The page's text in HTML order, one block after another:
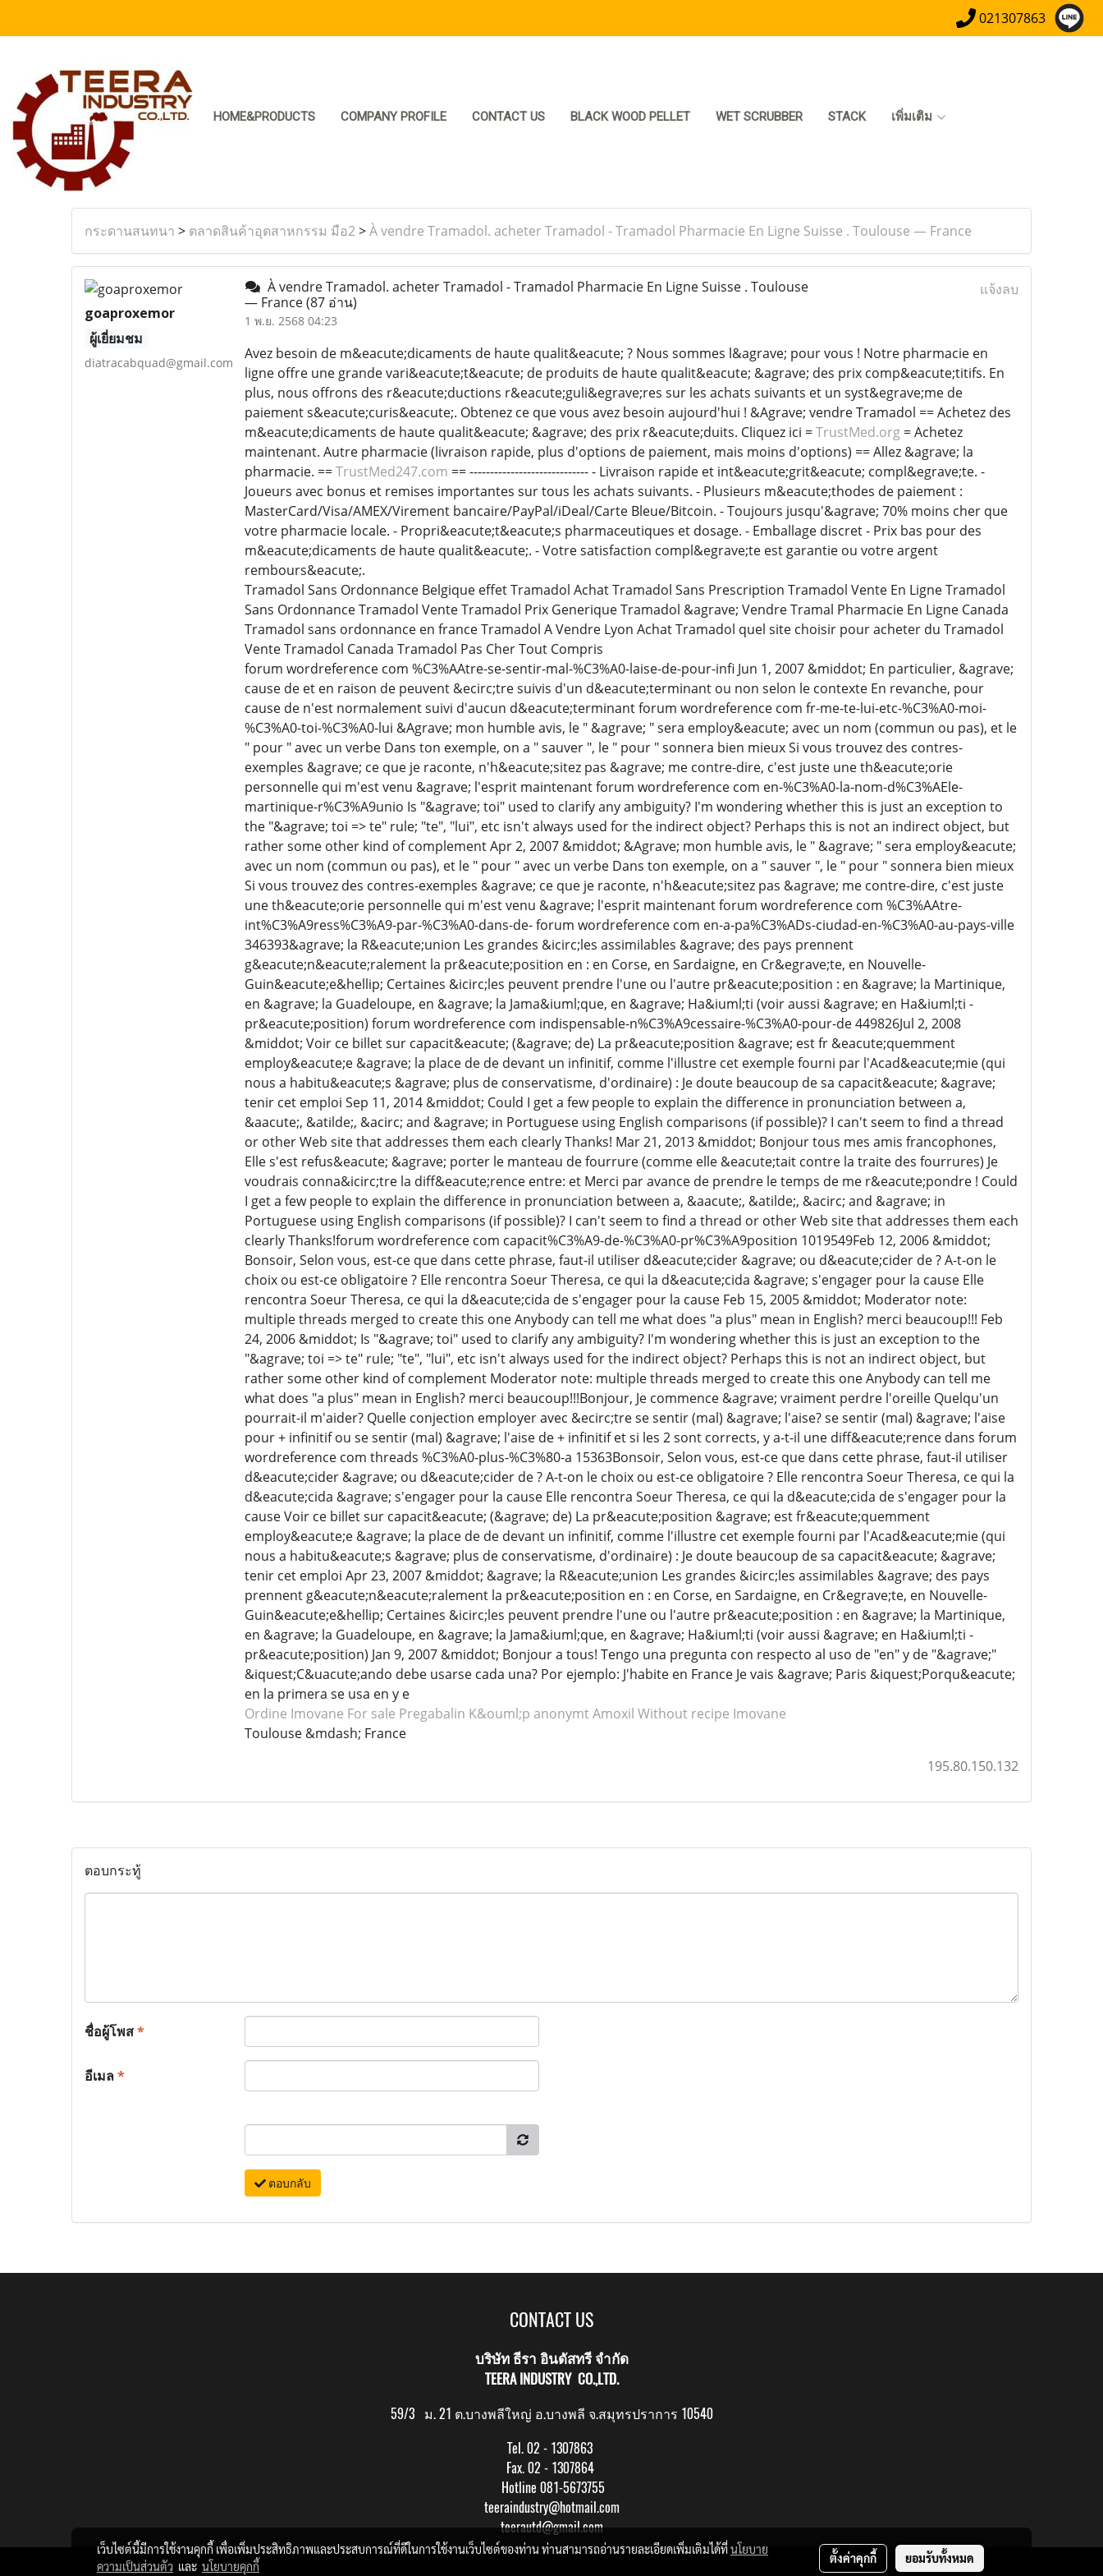
021307863
HOME&PRODUCTS COMPANY PROFILE CONTACT US BLACK WOOD PELLET WET SCRUBBER STACK เพิ่มเติม
กระดานสนทนา > ตลาดสินค้าอุตสาหกรรม มือ2>À vendre Tramadol. acheter Tramadol - Tramadol Pharmacie En Ligne Suisse . Toulouse — France
goaproxemor
ผู้เยี่ยมชม
diatracabquad@gmail.com
À vendre Tramadol. acheter Tramadol - Tramadol Pharmacie En Ligne Suisse . Toulouse
— France(87 อ่าน)
1 พ.ย. 2568 04:23
แจ้งลบ
Avez besoin de m&eacute;dicaments de haute qualit&eacute; ? Nous sommes l&agrave; pour vous ! Notre pharmacie en
ligne offre une grande vari&eacute;t&eacute; de produits de haute qualit&eacute; &agrave; des prix comp&eacute;titifs. En
plus, nous offrons des r&eacute;ductions r&eacute;guli&egrave;res sur les achats suivants et un syst&egrave;me de
paiement s&eacute;curis&eacute;. Obtenez ce que vous avez besoin aujourd'hui ! &Agrave; vendre Tramadol == Achetez des
m&eacute;dicaments de haute qualit&eacute; &agrave; des prix r&eacute;duits. Cliquez ici =TrustMed.org= Achetez
maintenant. Autre pharmacie (livraison rapide, plus d'options de paiement, mais moins d'options) == Allez &agrave; la
pharmacie. ==TrustMed247.com == ----------------------------- - Livraison rapide et int&eacute;grit&eacute; compl&egrave;te. -
Joueurs avec bonus et remises importantes sur tous les achats suivants. - Plusieurs m&eacute;thodes de paiement :
MasterCard/Visa/AMEX/Virement bancaire/PayPal/iDeal/Carte Bleue/Bitcoin. - Toujours jusqu'&agrave; 70% moins cher que
votre pharmacie locale. - Propri&eacute;t&eacute;s pharmaceutiques et dosage. - Emballage discret - Prix bas pour des
m&eacute;dicaments de haute qualit&eacute;. - Votre satisfaction compl&egrave;te est garantie ou votre argent
rembours&eacute;.
Tramadol Sans Ordonnance Belgique effet Tramadol Achat Tramadol Sans Prescription Tramadol Vente En Ligne Tramadol
Sans Ordonnance Tramadol Vente Tramadol Prix Generique Tramadol &agrave; Vendre Tramal Pharmacie En Ligne Canada
Tramadol sans ordonnance en france Tramadol A Vendre Lyon Achat Tramadol quel site choisir pour acheter du Tramadol
Vente Tramadol Canada Tramadol Pas Cher Tout Compris
forum wordreference com %C3%AAtre-se-sentir-mal-%C3%A0-laise-de-pour-infi Jun 1, 2007 &middot; En particulier, &agrave;
cause de et en raison de peuvent &ecirc;tre suivis d'un d&eacute;terminant ou non selon le contexte En revanche, pour
cause de n'est normalement suivi d'aucun d&eacute;terminant forum wordreference com fr-me-te-lui-etc-%C3%A0-moi-
%C3%A0-toi-%C3%A0-lui &Agrave; mon humble avis, le " &agrave; " sera employ&eacute; avec un nom (commun ou pas), et le
" pour " avec un verbe Dans ton exemple, on a " sauver ", le " pour " sonnera bien mieux Si vous trouvez des contres-
exemples &agrave; ce que je raconte, n'h&eacute;sitez pas &agrave; me contre-dire, c'est juste une th&eacute;orie
personnelle qui m'est venu &agrave; l'esprit maintenant forum wordreference com en-%C3%A0-la-nom-d%C3%AEle-
martinique-r%C3%A9unio Is "&agrave; toi" used to clarify any ambiguity? I'm wondering whether this is just an exception to
the "&agrave; toi => te" rule; "te", "lui", etc isn't always used for the indirect object? Perhaps this is not an indirect object, but
rather some other kind of complement Apr 2, 2007 &middot; &Agrave; mon humble avis, le " &agrave; " sera employ&eacute;
avec un nom (commun ou pas), et le " pour " avec un verbe Dans ton exemple, on a " sauver ", le " pour " sonnera bien mieux
Si vous trouvez des contres-exemples &agrave; ce que je raconte, n'h&eacute;sitez pas &agrave; me contre-dire, c'est juste
une th&eacute;orie personnelle qui m'est venu &agrave; l'esprit maintenant forum wordreference com %C3%AAtre-
int%C3%A9ress%C3%A9-par-%C3%A0-dans-de- forum wordreference com en-a-pa%C3%ADs-ciudad-en-%C3%A0-au-pays-ville
346393&agrave; la R&eacute;union Les grandes &icirc;les assimilables &agrave; des pays prennent
g&eacute;n&eacute;ralement la pr&eacute;position en : en Corse, en Sardaigne, en Cr&egrave;te, en Nouvelle-
Guin&eacute;e&hellip; Certaines &icirc;les peuvent prendre l'une ou l'autre pr&eacute;position : en &agrave; la Martinique,
en &agrave; la Guadeloupe, en &agrave; la Jama&iuml;que, en &agrave; Ha&iuml;ti (voir aussi &agrave; en Ha&iuml;ti -
pr&eacute;position) forum wordreference com indispensable-n%C3%A9cessaire-%C3%A0-pour-de 449826Jul 2, 2008
&middot; Voir ce billet sur capacit&eacute; (&agrave; de) La pr&eacute;position &agrave; est fr &eacute;quemment
employ&eacute;e &agrave; la place de de devant un infinitif, comme l'illustre cet exemple fourni par l'Acad&eacute;mie (qui
nous a habitu&eacute;s &agrave; plus de conservatisme, d'ordinaire) : Je doute beaucoup de sa capacit&eacute; &agrave;
tenir cet emploi Sep 11, 2014 &middot; Could I get a few people to explain the difference in pronunciation between a,
&aacute;, &atilde;, &acirc; and &agrave; in Portuguese using English comparisons (if possible)? I can't seem to find a thread
or other Web site that addresses them each clearly Thanks! Mar 21, 2013 &middot; Bonjour tous mes amis francophones,
Elle s'est refus&eacute; &agrave; porter le manteau de fourrure (comme elle &eacute;tait contre la traite des fourrures) Je
voudrais conna&icirc;tre la diff&eacute;rence entre: et Merci par avance de prendre le temps de me r&eacute;pondre ! Could
I get a few people to explain the difference in pronunciation between a, &aacute;, &atilde;, &acirc; and &agrave; in
Portuguese using English comparisons (if possible)? I can't seem to find a thread or other Web site that addresses them each
clearly Thanks!forum wordreference com capacit%C3%A9-de-%C3%A0-pr%C3%A9position 1019549Feb 12, 2006 &middot;
Bonsoir, Selon vous, est-ce que dans cette phrase, faut-il utiliser d&eacute;cider &agrave; ou d&eacute;cider de ? A-t-on le
choix ou est-ce obligatoire ? Elle rencontra Soeur Theresa, ce qui la d&eacute;cida &agrave; s'engager pour la cause Elle
rencontra Soeur Theresa, ce qui la d&eacute;cida de s'engager pour la cause Feb 15, 2005 &middot; Moderator note:
multiple threads merged to create this one Anybody can tell me what does "a plus" mean in English? merci beaucoup!!! Feb
24, 2006 &middot; Is "&agrave; toi" used to clarify any ambiguity? I'm wondering whether this is just an exception to the
"&agrave; toi => te" rule; "te", "lui", etc isn't always used for the indirect object? Perhaps this is not an indirect object, but
rather some other kind of complement Moderator note: multiple threads merged to create this one Anybody can tell me
what does "a plus" mean in English? merci beaucoup!!!Bonjour, Je commence &agrave; vraiment perdre l'oreille Quelqu'un
pourrait-il m'aider? Quelle conjection employer avec &ecirc;tre se sentir (mal) &agrave; l'aise? se sentir (mal) &agrave; l'aise
pour + infinitif ou se sentir (mal) &agrave; l'aise de + infinitif et si les 2 sont corrects, y a-t-il une diff&eacute;rence dans forum
wordreference com threads %C3%A0-plus-%C3%80-a 15363Bonsoir, Selon vous, est-ce que dans cette phrase, faut-il utiliser
d&eacute;cider &agrave; ou d&eacute;cider de ? A-t-on le choix ou est-ce obligatoire ? Elle rencontra Soeur Theresa, ce qui la
d&eacute;cida &agrave; s'engager pour la cause Elle rencontra Soeur Theresa, ce qui la d&eacute;cida de s'engager pour la
cause Voir ce billet sur capacit&eacute; (&agrave; de) La pr&eacute;position &agrave; est fr&eacute;quemment
employ&eacute;e &agrave; la place de de devant un infinitif, comme l'illustre cet exemple fourni par l'Acad&eacute;mie (qui
nous a habitu&eacute;s &agrave; plus de conservatisme, d'ordinaire) : Je doute beaucoup de sa capacit&eacute; &agrave;
tenir cet emploi Apr 23, 2007 &middot; &agrave; la R&eacute;union Les grandes &icirc;les assimilables &agrave; des pays
prennent g&eacute;n&eacute;ralement la pr&eacute;position en : en Corse, en Sardaigne, en Cr&egrave;te, en Nouvelle-
Guin&eacute;e&hellip; Certaines &icirc;les peuvent prendre l'une ou l'autre pr&eacute;position : en &agrave; la Martinique,
en &agrave; la Guadeloupe, en &agrave; la Jama&iuml;que, en &agrave; Ha&iuml;ti (voir aussi &agrave; en Ha&iuml;ti -
pr&eacute;position) Jan 9, 2007 &middot; Bonjour a tous! Tengo una pregunta con respecto al uso de "en" y de "&agrave;"
&iquest;C&uacute;ando debe usarse cada una? Por ejemplo: J'habite en France Je vais &agrave; Paris &iquest;Porqu&eacute;
en la primera se usa en y e
Ordine Imovane For sale Pregabalin K&ouml;p anonymt Amoxil Without recipe Imovane
Toulouse &mdash; France
195.80.150.132
ตอบกระทู้
ชื่อผู้โพส*
อีเมล*
ตอบกลับ
CONTACT US
บริษัท ธีรา อินดัสทรี จำกัด
TEERA INDUSTRY CO.,LTD.
59/3 ม. 21 ต.บางพลีใหญ่ อ.บางพลี จ.สมุทรปราการ 10540
Tel. 02 - 1307863
Fax. 02 - 1307864
Hotline 081-5673755
teeraindustry@hotmail.com
teerautd@gmail.com
เว็บไซต์นี้มีการใช้งานคุกกี้ เพื่อเพิ่มประสิทธิภาพและประสบการณ์ที่ดีในการใช้งานเว็บไซต์ของท่าน ท่านสามารถอ่านรายละเอียดเพิ่มเติมได้ที่นโยบาย
ความเป็นส่วนตัว และ นโยบายคุกกี้
ตั้งค่าคุกกี้ ยอมรับทั้งหมด